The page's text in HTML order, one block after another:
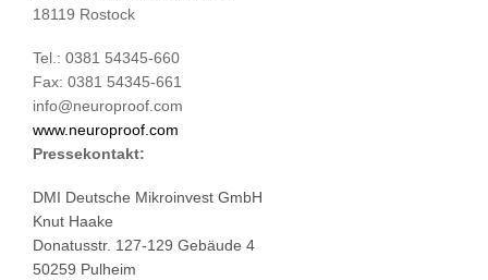
18119 Rostock
Tel.: 0381 54345-660
Fax: 0381 54345-661
info@neuroproof.com
www.neuroproof.com
Pressekontakt:
DMI Deutsche Mikroinvest GmbH
Knut Haake
Donatusstr. 127-129 Gebäude 4
50259 Pulheim